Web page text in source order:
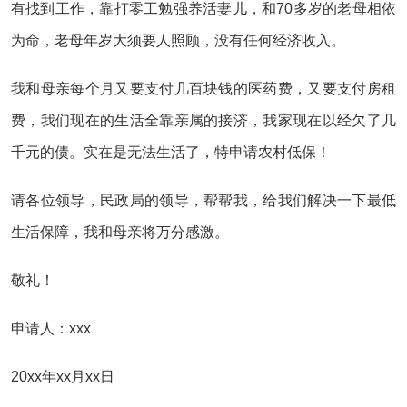
有找到工作，靠打零工勉强养活妻儿，和70多岁的老母相依
为命，老母年岁大须要人照顾，没有任何经济收入。
我和母亲每个月又要支付几百块钱的医药费，又要支付房租
费，我们现在的生活全靠亲属的接济，我家现在以经欠了几
千元的债。实在是无法生活了，特申请农村低保！
请各位领导，民政局的领导，帮帮我，给我们解决一下最低
生活保障，我和母亲将万分感激。
敬礼！
申请人：xxx
20xx年xx月xx日